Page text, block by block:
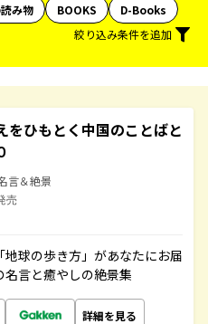
み物 BOOKS
D-Books
絞り込み条件を追加
をひもとく中国のことばと
言＆絶景
売
球の歩き方」があなたにお届
言と癒やしの絶景集
詳細を見る